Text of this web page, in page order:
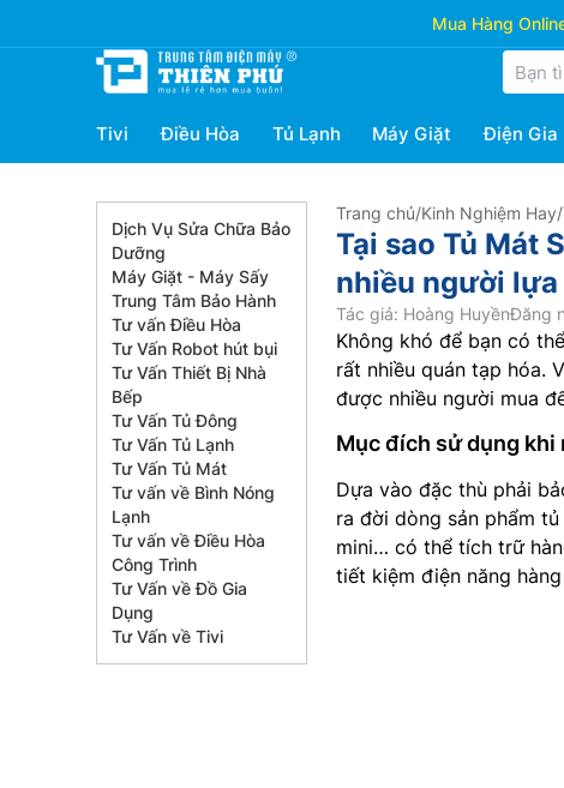
Mua Hàng
Tivi Điều Hòa Tủ Lạnh Máy Giặt Điện Gia
Dịch Vụ Sửa Chữa Bảo
Dưỡng
Máy Giặt - Máy Sấy
Trung Tâm Bảo Hành
Tư vấn Điều Hòa
Tư Vấn Robot hút bụi
Tư Vấn Thiết Bị Nhà
Bếp
Tư Vấn Tủ Đông
Tư Vấn Tủ Lạnh
Tư Vấn Tủ Mát
Tư vấn về Bình Nóng
Lạnh
Tư vấn về Điều Hòa
Công Trình
Tư Vấn về Đồ Gia
Dụng
Tư Vấn về Tivi
Trang chủ/Kinh Nghiệm Hay/
Tại sao Tủ Mát
nhiều người lựa
Tác giả: Hoàng HuyềnĐăng
Không khó để bạn có
rất nhiều quán tạp hóa.
được nhiều người mua
Mục đích sử dụng khi
Dựa vào đặc thù phải
ra đời dòng sản phẩm
mini… có thể tích trữ
tiết kiệm điện năng